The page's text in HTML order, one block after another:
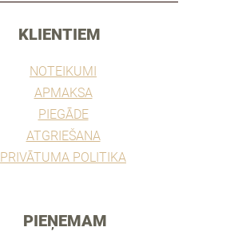
KLIENTIEM
NOTEIKUMI
APMAKSA
PIEGĀDE
ATGRIEŠANA
PRIVĀTUMA POLITIKA
PIEŅEMAM